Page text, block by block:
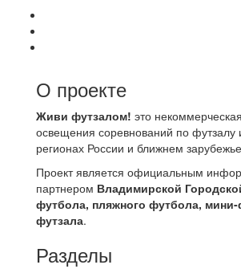
О проекте
Живи футзалом! это
освещения соревнований по футзалу
регионах России и ближнем
Проект является официальным
партнером Владимирской
футбола, пляжного футбола,
футзала.
Разделы